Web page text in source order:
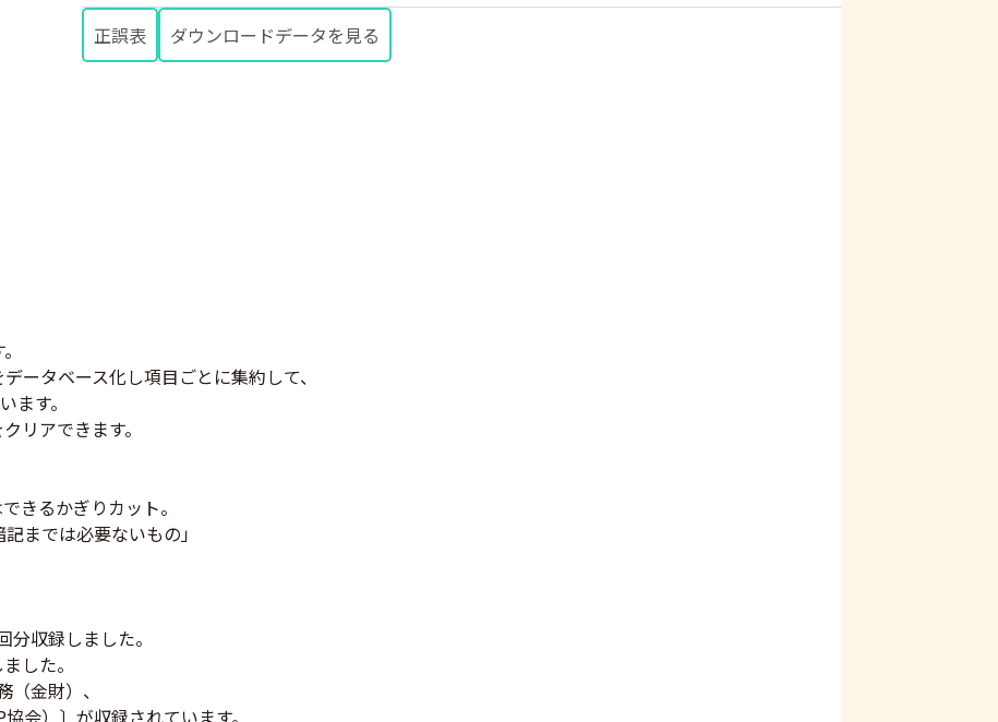
正誤表 ダウンロードデータを見る
ータベース化し項目ごとに集約して、
ます。
リアできます。
きるかぎりカット。
までは必要ないもの」
収録しました。
した。
金財）、
会）〕が収録されています。